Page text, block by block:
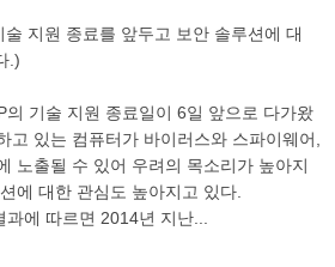
의 기술 지원 종료일이 6일 앞으로 다가왔
고 있는 컴퓨터가 바이러스와 스파이웨어,
노출될 수 있어 우려의 목소리가 높아지
에 대한 관심도 높아지고 있다.
에 따르면 2014년 지난...